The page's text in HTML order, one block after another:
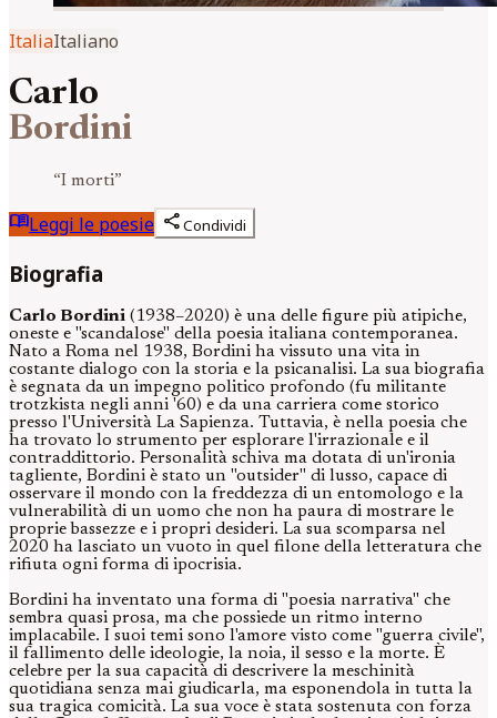
ItaliaItaliano
Carlo
Bordini
“I morti”
menu_bookLeggi le poesie shareCondividi
Biografia
Carlo Bordini (1938–2020) è una delle figure più atipiche,
oneste e "scandalose" della poesia italiana contemporanea.
Nato a Roma nel 1938, Bordini ha vissuto una vita in
costante dialogo con la storia e la psicanalisi. La sua biografia
è segnata da un impegno politico profondo (fu militante
trotzkista negli anni '60) e da una carriera come storico
presso l'Università La Sapienza. Tuttavia, è nella poesia che
ha trovato lo strumento per esplorare l'irrazionale e il
contraddittorio. Personalità schiva ma dotata di un'ironia
tagliente, Bordini è stato un "outsider" di lusso, capace di
osservare il mondo con la freddezza di un entomologo e la
vulnerabilità di un uomo che non ha paura di mostrare le
proprie bassezze e i propri desideri. La sua scomparsa nel
2020 ha lasciato un vuoto in quel filone della letteratura che
rifiuta ogni forma di ipocrisia.
Bordini ha inventato una forma di "poesia narrativa" che
sembra quasi prosa, ma che possiede un ritmo interno
implacabile. I suoi temi sono l'amore visto come "guerra civile",
il fallimento delle ideologie, la noia, il sesso e la morte. È
celebre per la sua capacità di descrivere la meschinità
quotidiana senza mai giudicarla, ma esponendola in tutta la
sua tragica comicità. La sua voce è stata sostenuta con forza